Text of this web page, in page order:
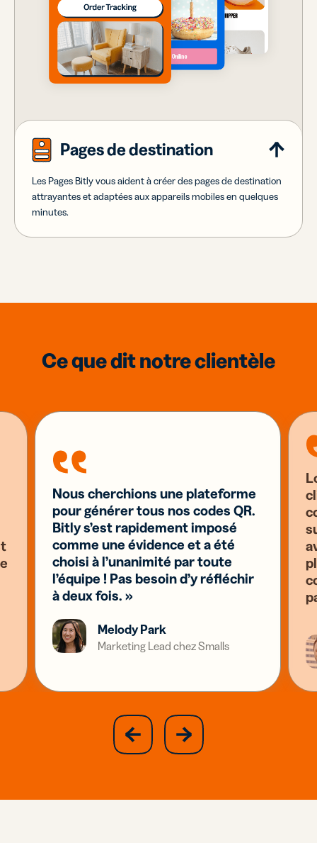
Pages de destination
Les Pages Bitly vous aident à créer des pages de destination
attrayantes et adaptées aux appareils mobiles en quelques
minutes.
Ce que dit notre clientèle
Nous cherchions une plateforme
pour générer tous nos codes QR.
Bitly s’est rapidement imposé
comme une évidence et a été
choisi à l’unanimité par toute
l’équipe ! Pas besoin d’y réfléchir
à deux fois. »
Melody Park
Marketing Lead chez Smalls
previous
slide
next
slide